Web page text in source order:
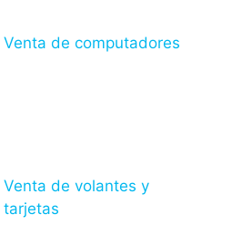
Venta de computadores
Venta de volantes y
tarjetas